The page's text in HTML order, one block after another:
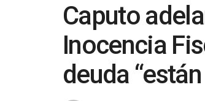
Caputo
Inocencia
deuda